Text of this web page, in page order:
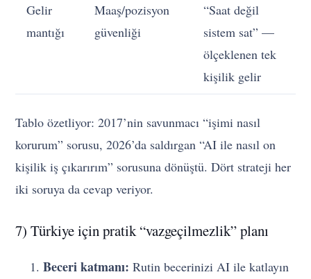
Gelir
mantığı
Maaş/pozisyon
güvenliği
“Saat değil
sistem sat” —
ölçeklenen tek
kişilik gelir
Tablo özetliyor: 2017’nin savunmacı “işimi nasıl
korurum” sorusu, 2026’da saldırgan “AI ile nasıl on
kişilik iş çıkarırım” sorusuna dönüştü. Dört strateji her
iki soruya da cevap veriyor.
7) Türkiye için pratik “vazgeçilmezlik” planı
Beceri katmanı: Rutin becerinizi AI ile katlayın